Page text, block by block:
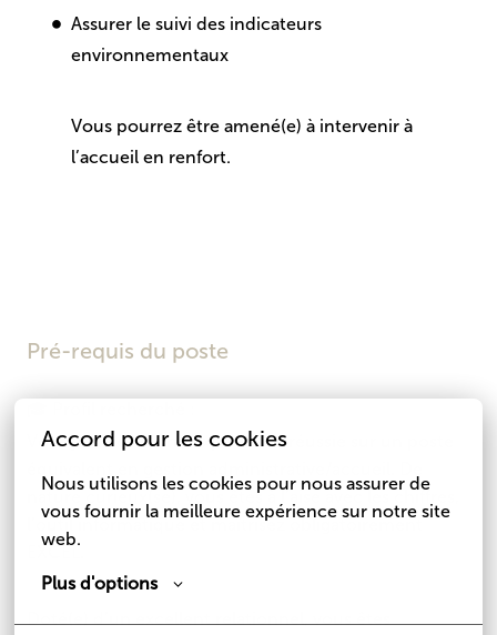
Accord pour les cookies
Nous utilisons les cookies pour nous assurer de
vous fournir la meilleure expérience sur notre site
web.
Plus d'options
Assurer le suivi des indicateurs
environnementaux
Vous pourrez être amené(e) à intervenir à
l’accueil en renfort.
Pré-requis du poste
Vous justifiez d’une expérience réussie sur un poste
nature curieux(se), vous êtes à l’aise avec les chiffres,
l’outil informatique et maîtrisez obligatoirement
EXCEL.
Doté(e) d’un excellent relationnel, vous êtes